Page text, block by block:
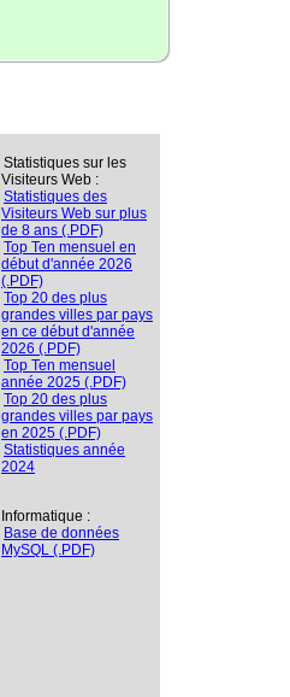
Statistiques sur les
Visiteurs Web :
Statistiques des
Visiteurs Web sur plus
de 8 ans (.PDF)
Top Ten mensuel en
début d'année 2026
(.PDF)
Top 20 des plus
grandes villes par pays
en ce début d'année
2026 (.PDF)
Top Ten mensuel
année 2025 (.PDF)
Top 20 des plus
grandes villes par pays
en 2025 (.PDF)
Statistiques année
2024
Informatique :
Base de données
MySQL (.PDF)